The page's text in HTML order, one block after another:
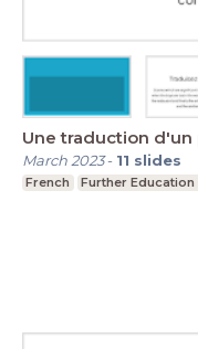
Une traduction d'un
March 2023- 11 slides
French Further Education